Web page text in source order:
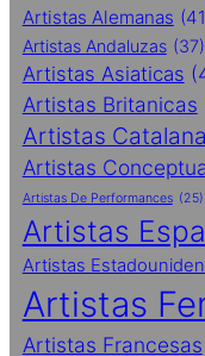
Artistas Alemanas
Artistas Andaluzas (37)
Artistas Asiaticas
Artistas Britanicas
Artistas
Artistas
Artistas De Performances (25)
Artistas
Artistas
Artistas
Artistas Francesas